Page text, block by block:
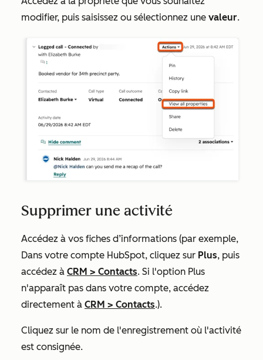
modifier, puis saisissez ou sélectionnez une valeur.
Supprimer une activité
Accédez à vos fiches d’informations (par exemple,
Dans votre compte HubSpot, cliquez sur Plus, puis
accédez à CRM > Contacts. Si l'option Plus
n'apparaît pas dans votre compte, accédez
directement à CRM > Contacts.).
Cliquez sur le nom de l'enregistrement où l'activité
est consignée.